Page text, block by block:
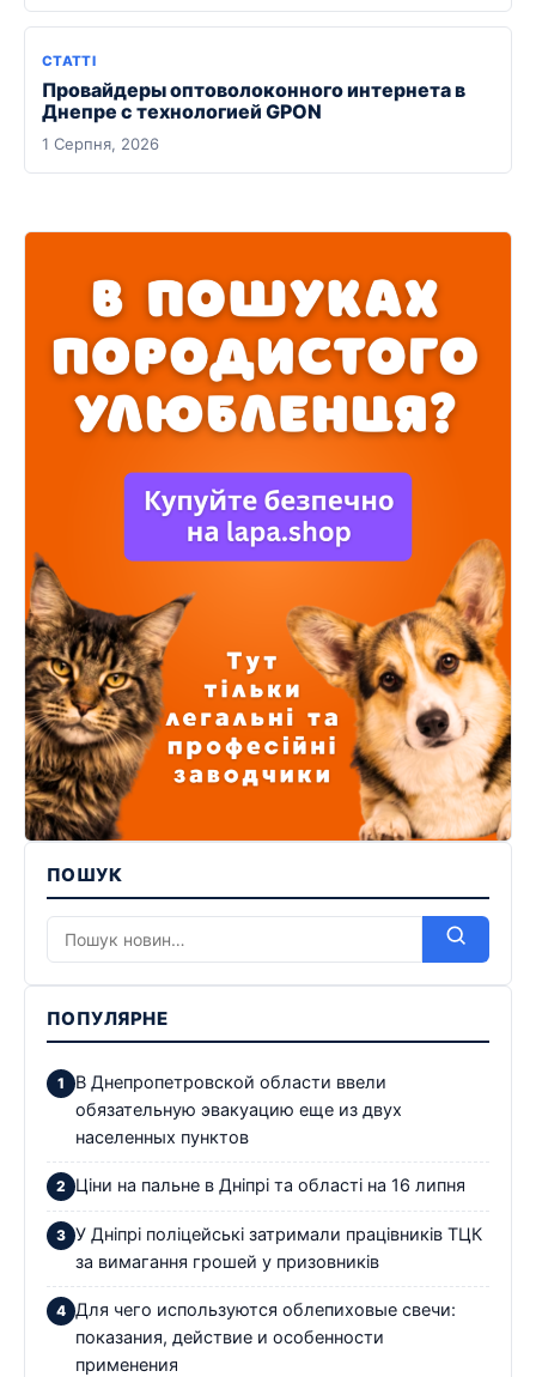
СТАТТІ
Провайдеры оптоволоконного интернета в
Днепре с технологией GPON
1 Серпня, 2026
ПОШУК
ПОПУЛЯРНЕ
В Днепропетровской области ввели
обязательную эвакуацию еще из двух
населенных пунктов
Ціни на пальне в Дніпрі та області на 16 липня
У Дніпрі поліцейські затримали працівників ТЦК
за вимагання грошей у призовників
Для чего используются облепиховые свечи:
показания, действие и особенности
применения